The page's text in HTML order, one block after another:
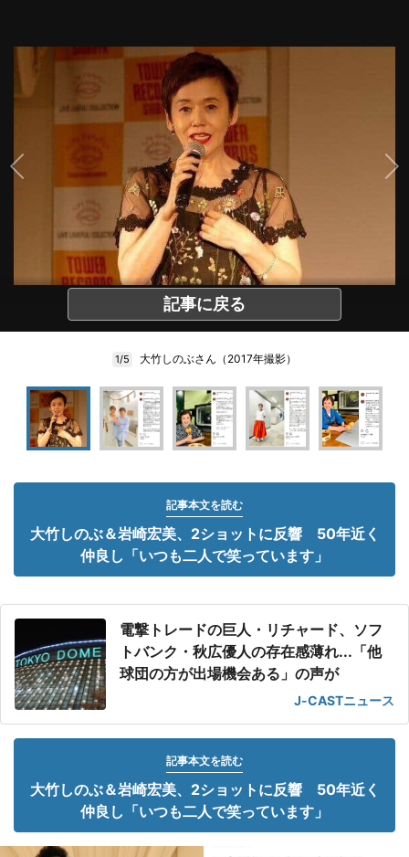
記事に戻る
1/5 大竹しのぶさん（2017年撮影）
記事本文を読む
大竹しのぶ＆岩崎宏美、2ショットに反響 50年近く
仲良し「いつも二人で笑っています」
電撃トレードの巨人・リチャード、ソフ
トバンク・秋広優人の存在感薄れ...「他
球団の方が出場機会ある」の声が
J-CASTニュース
記事本文を読む
大竹しのぶ＆岩崎宏美、2ショットに反響 50年近く
仲良し「いつも二人で笑っています」